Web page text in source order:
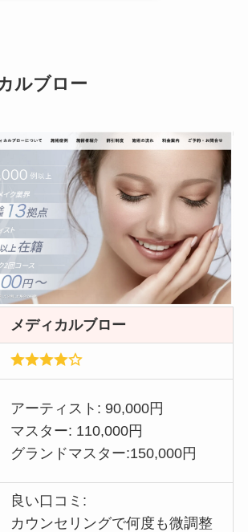
ルブロー
メディカルブロー
アーティスト: 90,000円
マスター: 110,000円
グランドマスター:150,000円
良い口コミ:
カウンセリングで何度も微調整